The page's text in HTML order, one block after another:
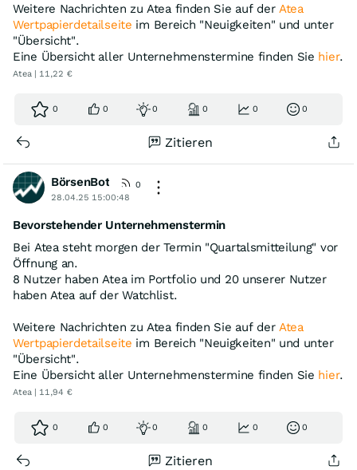
Weitere Nachrichten zu Atea finden Sie auf der Atea
Wertpapierdetailseite im Bereich "Neuigkeiten" und unter
"Übersicht".
Eine Übersicht aller Unternehmenstermine finden Sie hier.
Atea | 11,22 €
0 0 0 0 0 0
Zitieren
BörsenBot
0
28.04.25 15:00:48
Bevorstehender Unternehmenstermin
Bei Atea steht morgen der Termin "Quartalsmitteilung" vor
Öffnung an.
8 Nutzer haben Atea im Portfolio und 20 unserer Nutzer
haben Atea auf der Watchlist.
Weitere Nachrichten zu Atea finden Sie auf der Atea
Wertpapierdetailseite im Bereich "Neuigkeiten" und unter
"Übersicht".
Eine Übersicht aller Unternehmenstermine finden Sie hier.
Atea | 11,94 €
0 0 0 0 0 0
Zitieren